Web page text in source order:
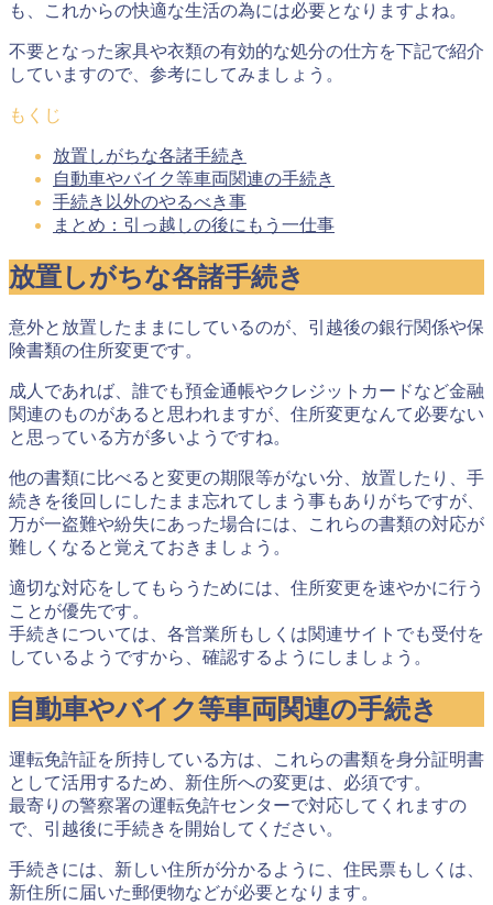
も、これからの快適な生活の為には必要となりますよね。
不要となった家具や衣類の有効的な処分の仕方を下記で紹介
していますので、参考にしてみましょう。
もくじ
放置しがちな各諸手続き
自動車やバイク等車両関連の手続き
手続き以外のやるべき事
まとめ：引っ越しの後にもう一仕事
放置しがちな各諸手続き
意外と放置したままにしているのが、引越後の銀行関係や保
険書類の住所変更です。
成人であれば、誰でも預金通帳やクレジットカードなど金融
関連のものがあると思われますが、住所変更なんて必要ない
と思っている方が多いようですね。
他の書類に比べると変更の期限等がない分、放置したり、手
続きを後回しにしたまま忘れてしまう事もありがちですが、
万が一盗難や紛失にあった場合には、これらの書類の対応が
難しくなる と覚えておきましょう。
適切な対応をしてもらうためには、 住所変更を速やかに行う
ことが優先です。
手続きについては、各営業所もしくは関連サイトでも受付を
しているようですから、確認するようにしましょう。
自動車やバイク等車両関連の手続き
運転免許証を所持している方は、これらの書類を身分証明書
として活用するため、 新住所への変更は、必須です。
最寄りの警察署の運転免許センターで対応してくれますの
で、引越後に手続きを開始してください。
手続きには、新しい住所が分かるように、住民票もしくは、
新住所に届いた郵便物などが必要となります。